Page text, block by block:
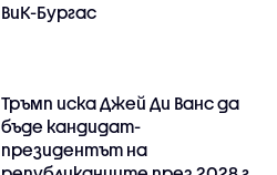
ВиК-Бургас
Тръмп иска Джей Ди Ванс да
бъде кандидат-
президентът на